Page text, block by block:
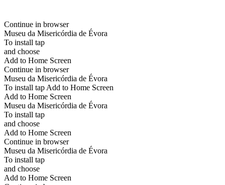
Continue in browser
Museu da Misericórdia de Évora
To install tap
and choose
Add to Home Screen
Continue in browser
Museu da Misericórdia de Évora
To install tap Add to Home Screen
Add to Home Screen
Museu da Misericórdia de Évora
To install tap
and choose
Add to Home Screen
Continue in browser
Museu da Misericórdia de Évora
To install tap
and choose
Add to Home Screen